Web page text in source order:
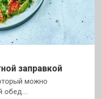
заправкой
можно
обед.…